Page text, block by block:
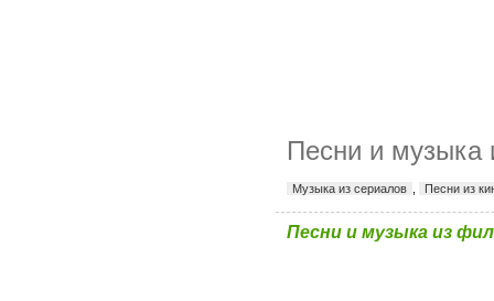
Песни и музыка
Музыка из сериалов Песни из
Песни и музыка из